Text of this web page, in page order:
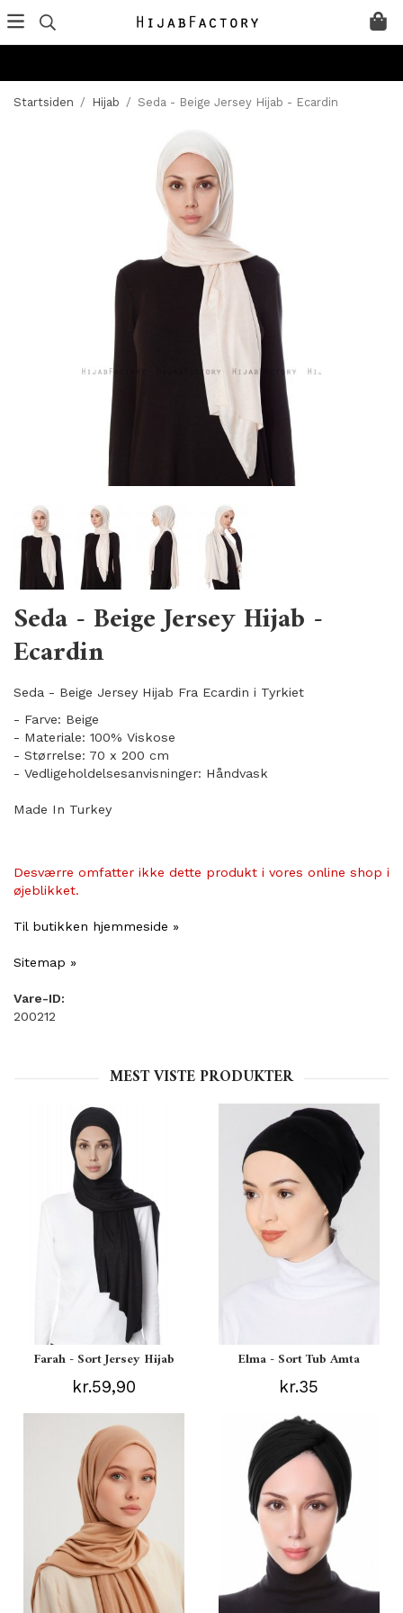
Startsiden / Hijab / Seda - Beige Jersey Hijab - Ecardin
Seda - Beige Jersey Hijab -
Ecardin
Seda - Beige Jersey Hijab Fra Ecardin i Tyrkiet
- Farve: Beige
- Materiale: 100% Viskose
- Størrelse: 70 x 200 cm
- Vedligeholdelsesanvisninger: Håndvask
Made In Turkey
Desværre omfatter ikke dette produkt i vores online shop i
øjeblikket.
Til butikken hjemmeside »
Sitemap »
Vare-ID:
200212
MEST VISTE PRODUKTER
Farah - Sort Jersey Hijab
kr.59,90
Elma - Sort Tub Amta
kr.35